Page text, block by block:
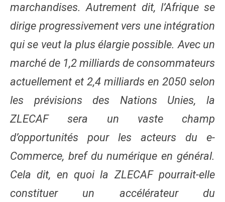
marchandises. Autrement dit, l’Afrique se
dirige progressivement vers une intégration
qui se veut la plus élargie possible. Avec un
marché de 1,2 milliards de consommateurs
actuellement et 2,4 milliards en 2050 selon
les prévisions des Nations Unies, la
ZLECAF sera un vaste champ
d’opportunités pour les acteurs du e-
Commerce, bref du numérique en général.
Cela dit, en quoi la ZLECAF pourrait-elle
constituer un accélérateur du